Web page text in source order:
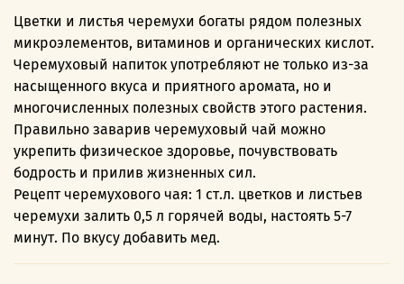
Цветки и листья черемухи богаты рядом полезных
микроэлементов, витаминов и органических кислот.
Черемуховый напиток употребляют не только из-за
насыщенного вкуса и приятного аромата, но и
многочисленных полезных свойств этого растения.
Правильно заварив черемуховый чай можно
укрепить физическое здоровье, почувствовать
бодрость и прилив жизненных сил.
Рецепт черемухового чая: 1 ст.л. цветков и листьев
черемухи залить 0,5 л горячей воды, настоять 5-7
минут. По вкусу добавить мед.